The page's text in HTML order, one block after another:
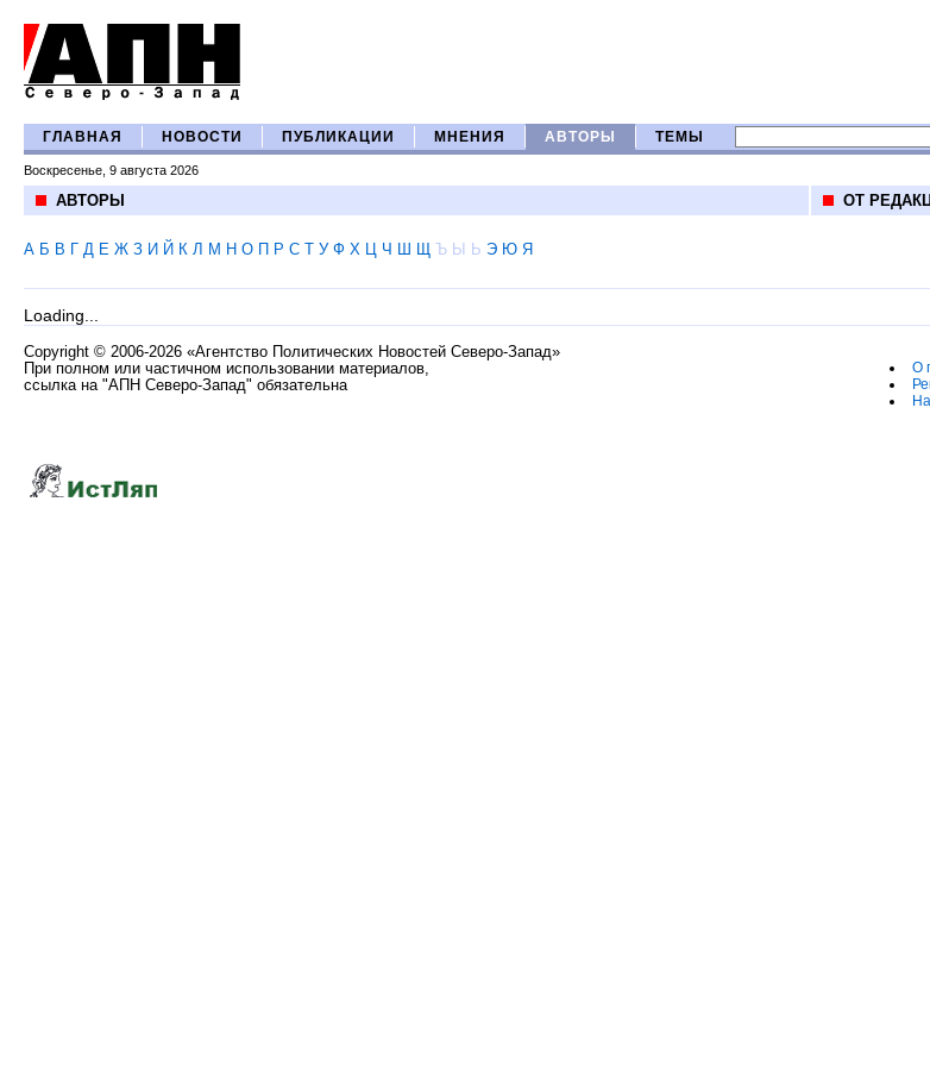
ГЛАВНАЯ НОВОСТИ ПУБЛИКАЦИИ МНЕНИЯ АВТОРЫ ТЕМЫ
Воскресенье, 9 августа 2026
АВТОРЫ
А Б В Г Д Е Ж З И Й К Л М Н О П Р С Т У Ф Х Ц Ч Ш Щ Ъ Ы Ь Э Ю Я
ОТ
Loading...
Copyright © 2006-2026 «Агентство Политических Новостей Северо-Запад»
При полном или частичном использовании материалов,
ссылка на "АПН Северо-Запад" обязательна
О